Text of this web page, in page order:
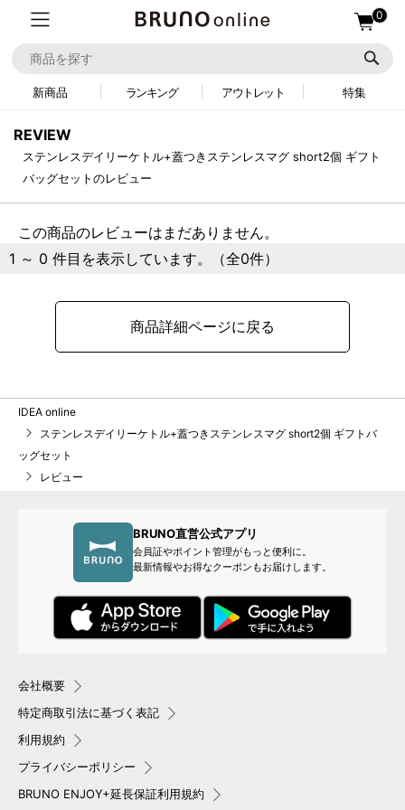
0
新商品 ランキング アウトレット 特集
REVIEW
ステンレスデイリーケトル+蓋つきステンレスマグ short2個 ギフト
バッグセットのレビュー
この商品のレビューはまだありません。
1 ～ 0 件目を表示しています。（全0件）
商品詳細ページに戻る
IDEA online
ステンレスデイリーケトル+蓋つきステンレスマグ short2個 ギフトバ
ッグセット
レビュー
BRUNO直営公式アプリ
会員証やポイント管理がもっと便利に。
最新情報やお得なクーポンもお届けします。
会社概要
特定商取引法に基づく表記
利用規約
プライバシーポリシー
BRUNO ENJOY+延長保証利用規約